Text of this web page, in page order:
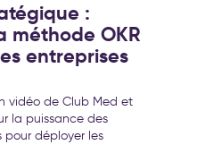
:
méthode OKR
entreprises
vidéo de Club Med et
la puissance des
pour déployer les